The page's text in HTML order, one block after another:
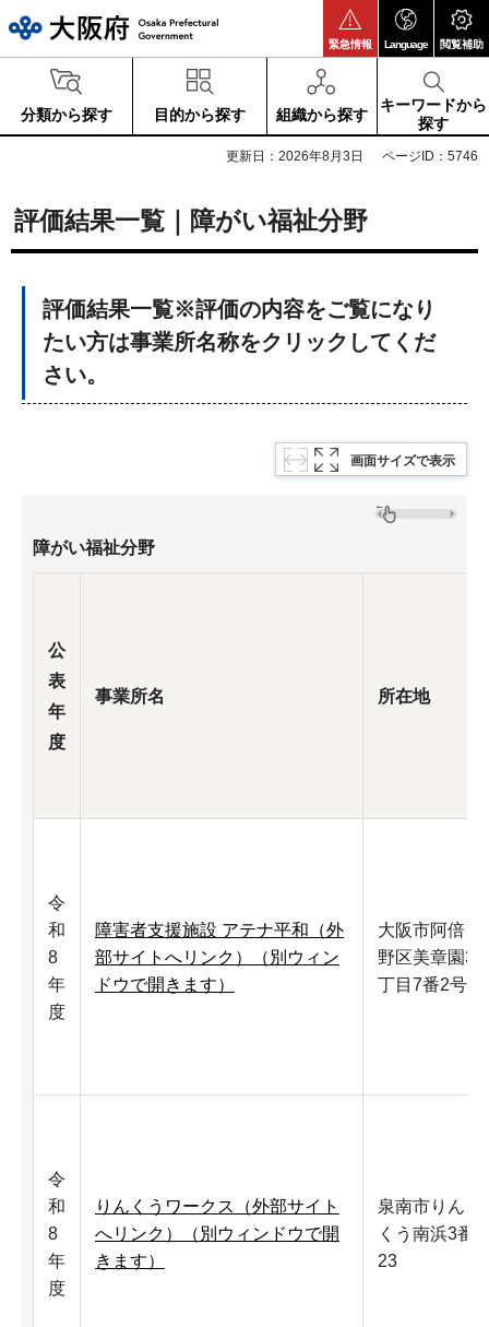
緊急情報 Language 閲覧補助
分類から探す 目的から探す 組織から探す
キーワードから
探す
更新日：2026年8月3日 ページID：5746
評価結果一覧｜障がい福祉分野
評価結果一覧※評価の内容をご覧になり
たい方は事業所名称をクリックしてくだ
さい。
画面サイズで表示
障がい福祉分野
公
表
年
度
事業所名 所在地
令
和
8
年
度
障害者支援施設 アテナ平和（外
部サイトへリンク）（別ウィン
ドウで開きます）
大阪市阿倍
野区美章園3
丁目7番2号
令
和
8
年
度
りんくうワークス（外部サイト
へリンク）（別ウィンドウで開
きます）
泉南市りん
くう南浜3番
23